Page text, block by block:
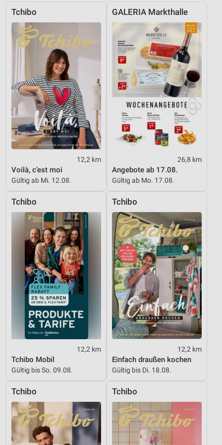
Tchibo
12,2 km
Voilà, c’est moi
Gültig ab Mi. 12.08.
GALERIA Markthalle
26,8 km
Angebote ab 17.08.
Gültig ab Mo. 17.08.
Tchibo
12,2 km
Tchibo Mobil
Gültig bis So. 09.08.
Tchibo
12,2 km
Einfach draußen kochen
Gültig bis Di. 18.08.
Tchibo Tchibo
Verwendung von Profilen zur Auswahl
personalisierter Inhalte
Messung der Werbeleistung
Messung der Performance von Inhalten
Analyse von Zielgruppen durch Statistiken oder
Kombinationen von Daten aus verschiedenen
Quellen
Entwicklung und Verbesserung der Angebote
Verwendung reduzierter Daten zur Auswahl von
IAB-Besonderheiten:
Informationen identifizieren
Nicht-IAB-Verarbeitungszwecke:
Notwendig
Performance
Funktional
Werbung